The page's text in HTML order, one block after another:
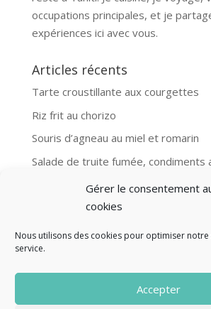
Gérer le consentement
cookies
Nous utilisons des cookies pour optimiser
service.
Accepter
occupations principales, et je
expériences ici avec vous.
Articles récents
Tarte croustillante aux courgettes
Riz frit au chorizo
Souris d’agneau au miel et romarin
Salade de truite fumée, condiments
Aubergines et boulgour, recette
Mentions légales